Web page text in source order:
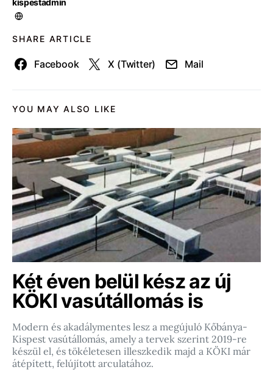
kispestadmin
SHARE ARTICLE
Facebook X (Twitter) Mail
YOU MAY ALSO LIKE
Két éven belül kész az új
KÖKI vasútállomás is
Modern és akadálymentes lesz a megújuló Kőbánya-
Kispest vasútállomás, amely a tervek szerint 2019-re
készül el, és tökéletesen illeszkedik majd a KÖKI már
átépített, felújított arculatához.